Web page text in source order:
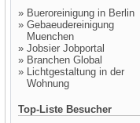
» Bueroreinigung in Berlin
» Gebaeudereinigung
Muenchen
» Jobsier Jobportal
» Branchen Global
» Lichtgestaltung in der
Wohnung
Top-Liste Besucher